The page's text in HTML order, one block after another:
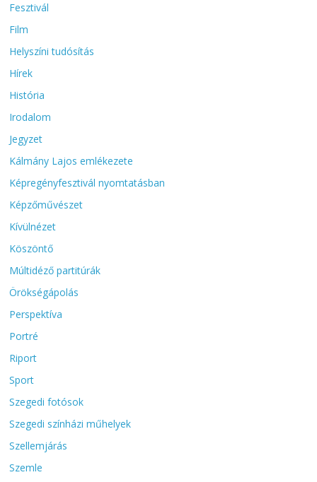
Fesztivál
Film
Helyszíni tudósítás
Hírek
História
Irodalom
Jegyzet
Kálmány Lajos emlékezete
Képregényfesztivál nyomtatásban
Képzőművészet
Kívülnézet
Köszöntő
Múltidéző partitúrák
Örökségápolás
Perspektíva
Portré
Riport
Sport
Szegedi fotósok
Szegedi színházi műhelyek
Szellemjárás
Szemle